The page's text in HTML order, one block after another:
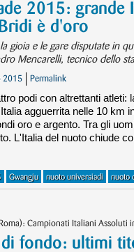
2015: grande
è d'oro
gioia e le gare disputate in
Mencarelli, tecnico dello
2015 Permalink
podi con altrettanti atleti:
agguerrita nelle 10 km
oro e argento. Tra gli
L'Italia del nuoto chiude
Gwangju nuoto universiadi nuoto
Campionati Italiani Assoluti
fondo: ultimi